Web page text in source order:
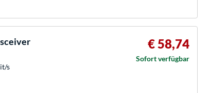
s
€ 58,74
Sofort verfügbar